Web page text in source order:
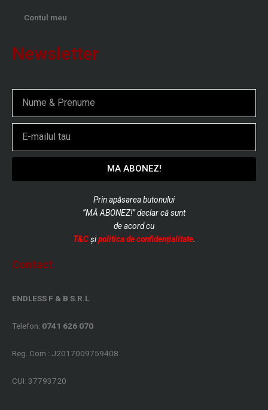
Contul meu
Newsletter
MA ABONEZ!
Prin apăsarea butonului
”MĂ ABONEZ!” declar că sunt
deacord cu
T&C și politica de confidențialitate.
Contact
ENDLESS F & B S.R.L
Telefon: 0741 626 070
Reg. Com.: J2017009759408
CUI: 37793720